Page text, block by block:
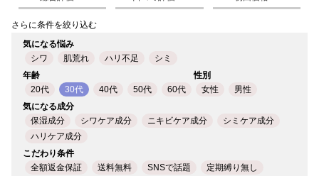
さらに条件を絞り込む
気になる悩み
シワ
肌荒れ ハリ不足
シミ
年齢
20代
30代 40代 50代 60代
性別
女性
男性
気になる成分
保湿成分
シワケア成分 ニキビケア成分
シミケア成分
ハリケア成分
こだわり条件
全額返金保証
送料無料 SNSで話題
定期縛り無し